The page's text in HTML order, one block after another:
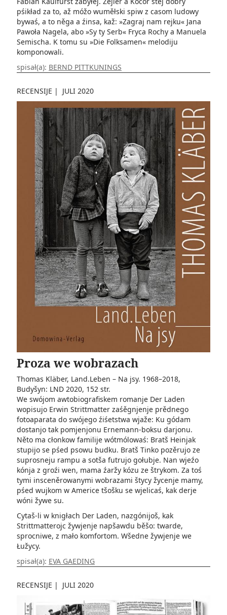
pśikład za to, až móžo wuměłski spiw z casom ludowy
bywaś, a to něga a źinsa, kaž: »Zagraj nam rejku« Jana
Pawoła Nagela, abo »Sy ty Serb« Fryca Rochy a Manuela
Semischa. K tomu su »Die Folksamen« melodiju
komponowali.
spisał(a): BERND PITTKUNINGS
RECENSIJE | JULI 2020
Proza we wobrazach
Thomas Kläber, Land.Leben – Na jsy. 1968–2018,
Budyšyn: LND 2020, 152 str.
We swójom awtobiografiskem romanje Der Laden
wopisujo Erwin Strittmatter zaśěgnjenje prědnego
fotoaparata do swójego źiśetstwa wjaže: Ku gódam
dostanjo tak pomjenjonu Ernemann-boksu darjonu.
Něto ma cłonkow familije wótmólowaś: Bratš Heinjak
stupijo se pśed psowu budku. Bratš Tinko pozěrujo ze
suprosneju rampu a sotša futrujo gołubje. Nan wjeźo
kónja z groźi wen, mama źaržy kózu ze štrykom. Za toś
tymi insceněrowanymi wobrazami štycy žycenje mamy,
pśed wujkom w Americe tšošku se wjelicaś, kak derje
wóni žywe su.
Cytaš-li w knigłach Der Laden, nazgónijoš, kak
Strittmatterojc žywjenje napšawdu běšo: twarde,
sprocniwe, z mało komfortom. Wšedne žywjenje we
Łužycy.
spisał(a): EVA GAEDING
RECENSIJE | JULI 2020